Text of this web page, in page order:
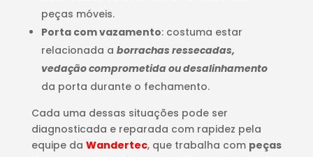
peças móveis.
Porta com vazamento: costuma estar
relacionada a borrachas ressecadas,
vedação comprometida ou desalinhamento
da porta durante o fechamento.
Cada uma dessas situações pode ser
diagnosticada e reparada com rapidez pela
equipe da Wandertec, que trabalha com peças